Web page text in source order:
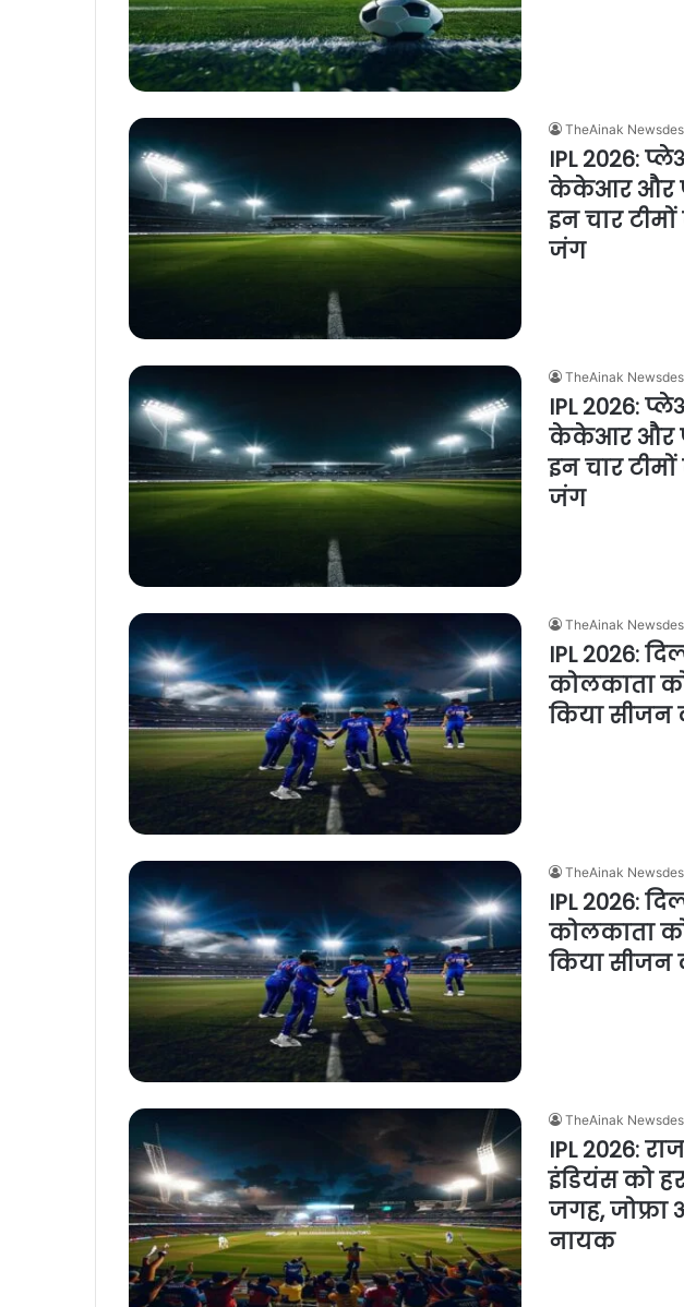
TheAinak
IPL 2026:
केकेआर और
इन चार
जंग
TheAinak
IPL 2026:
केकेआर और
इन चार
जंग
TheAinak
IPL 2026:
कोलकाता
किया सीजन
TheAinak
IPL 2026:
कोलकाता
किया सीजन
TheAinak
IPL 2026:
इंडियंस को
जगह, जोफ्रा
नायक